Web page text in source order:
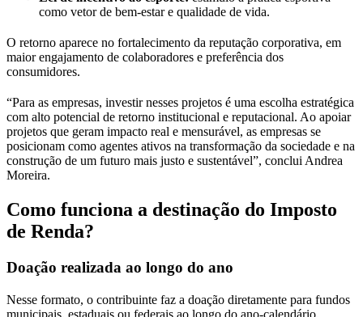
como vetor de bem-estar e qualidade de vida.
O retorno aparece no fortalecimento da reputação corporativa, em
maior engajamento de colaboradores e preferência dos
consumidores.
“Para as empresas, investir nesses projetos é uma escolha estratégica
com alto potencial de retorno institucional e reputacional. Ao apoiar
projetos que geram impacto real e mensurável, as empresas se
posicionam como agentes ativos na transformação da sociedade e na
construção de um futuro mais justo e sustentável”, conclui Andrea
Moreira.
Como funciona a destinação do Imposto
de Renda?
Doação realizada ao longo do ano
Nesse formato, o contribuinte faz a doação diretamente para fundos
municipais, estaduais ou federais ao longo do ano-calendário.